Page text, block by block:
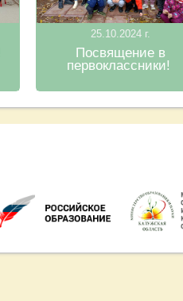
25.10.2024 г.
Посвящение в
первоклассники!